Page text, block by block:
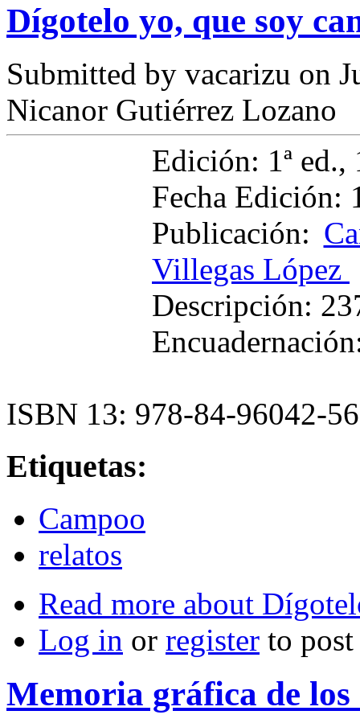
Dígotelo yo, que soy
Submitted by vacarizu on
Nicanor Gutiérrez Lozano
Edición: 1ª ed.,
Fecha Edición:
Publicación:
Villegas López
Descripción:
ISBN 13: 978-84-96042-
Etiquetas:
Campoo
relatos
Read more about
Log in or register to
Memoria gráfica de